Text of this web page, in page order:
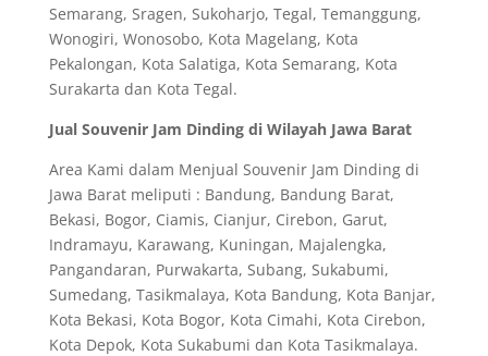
Semarang, Sragen, Sukoharjo, Tegal, Temanggung,
Wonogiri, Wonosobo, Kota Magelang, Kota
Pekalongan, Kota Salatiga, Kota Semarang, Kota
Surakarta dan Kota Tegal.
Jual Souvenir Jam Dinding di Wilayah Jawa Barat
Area Kami dalam Menjual Souvenir Jam Dinding di
Jawa Barat meliputi : Bandung, Bandung Barat,
Bekasi, Bogor, Ciamis, Cianjur, Cirebon, Garut,
Indramayu, Karawang, Kuningan, Majalengka,
Pangandaran, Purwakarta, Subang, Sukabumi,
Sumedang, Tasikmalaya, Kota Bandung, Kota Banjar,
Kota Bekasi, Kota Bogor, Kota Cimahi, Kota Cirebon,
Kota Depok, Kota Sukabumi dan Kota Tasikmalaya.